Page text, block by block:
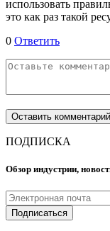
использовать
это как раз такой
0 Ответить
ПОДПИСКА
Обзор индустрии,